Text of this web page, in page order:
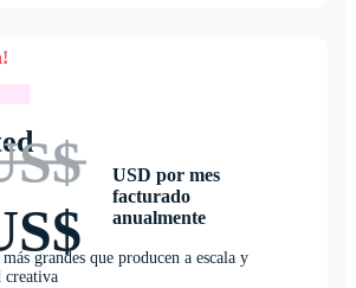
USD por mes
facturado
anualmente
grandes que producen a escala y
creativa